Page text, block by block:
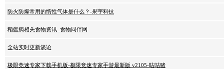
防火防爆常用的惰性气体是什么？-果宇科技
稻瘟病相关食物资讯_食物同伴网
全站实时更新谈论
极限竞速专家下载手机版-极限竞速专家手游最新版 v2105-咕咕猪